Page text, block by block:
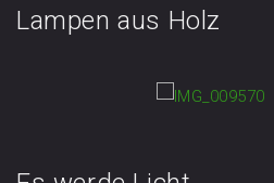
Lampen aus Holz